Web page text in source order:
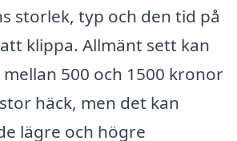
storlek, typ och den tid på
klippa. Allmänt sett kan
500 och 1500 kronor
häck, men det kan
lägre och högre